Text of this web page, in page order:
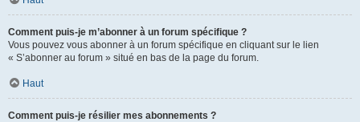
Comment puis-je m’abonner à un forum spécifique ?
Vous pouvez vous abonner à un forum spécifique en cliquant sur le lien
« S’abonner au forum » situé en bas de la page du forum.
Haut
Comment puis-je résilier mes abonnements ?